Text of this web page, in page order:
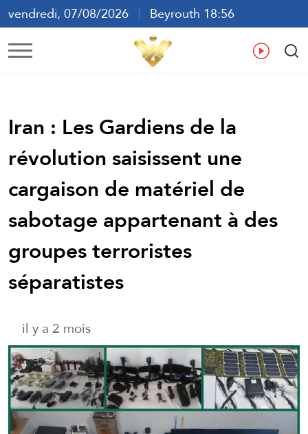
vendredi, 07/08/2026
Beyrouth 18:56
ع
Iran : Les Gardiens de la
révolution saisissent une
cargaison de matériel de
sabotage appartenant à des
groupes terroristes
séparatistes
il y a 2 mois